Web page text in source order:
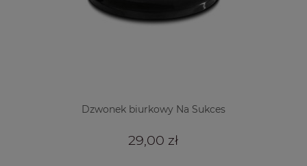
Dzwonek biurkowy Na Sukces
29,00 zł